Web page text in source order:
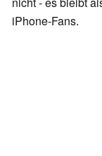
iPhone-Fans.